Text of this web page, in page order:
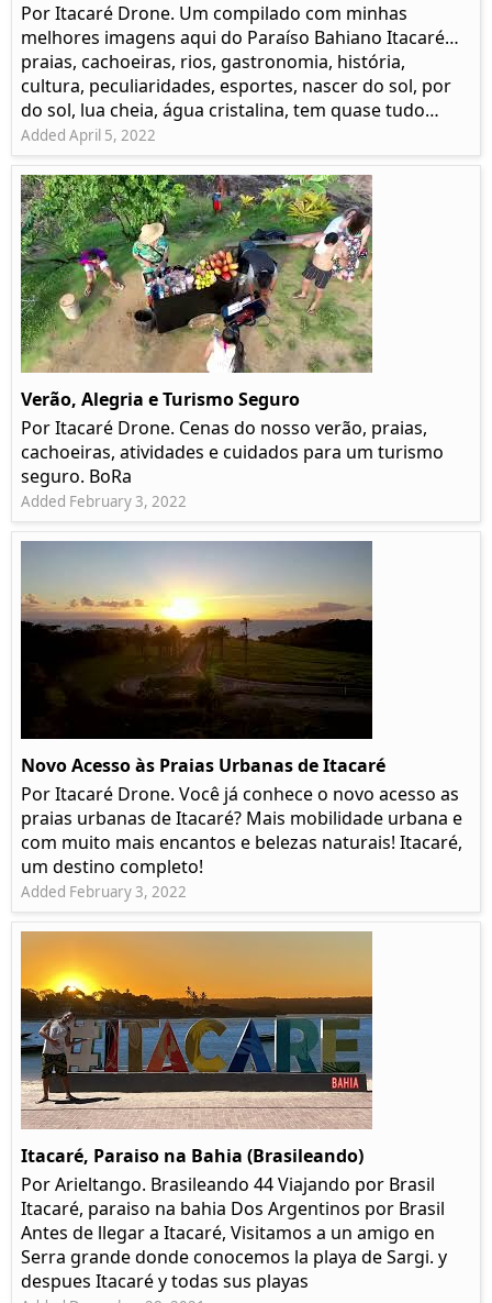
Por Itacaré Drone. Um compilado com minhas
melhores imagens aqui do Paraíso Bahiano Itacaré…
praias, cachoeiras, rios, gastronomia, história,
cultura, peculiaridades, esportes, nascer do sol, por
do sol, lua cheia, água cristalina, tem quase tudo…
Added April 5, 2022
Verão, Alegria e Turismo Seguro
Por Itacaré Drone. Cenas do nosso verão, praias,
cachoeiras, atividades e cuidados para um turismo
seguro. BoRa
Added February 3, 2022
Novo Acesso às Praias Urbanas de Itacaré
Por Itacaré Drone. Você já conhece o novo acesso as
praias urbanas de Itacaré? Mais mobilidade urbana e
com muito mais encantos e belezas naturais! Itacaré,
um destino completo!
Added February 3, 2022
Itacaré, Paraiso na Bahia (Brasileando)
Por Arieltango. Brasileando 44 Viajando por Brasil
Itacaré, paraiso na bahia Dos Argentinos por Brasil
Antes de llegar a Itacaré, Visitamos a un amigo en
Serra grande donde conocemos la playa de Sargi. y
despues Itacaré y todas sus playas